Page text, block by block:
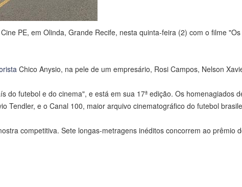
PE, em Olinda, Grande Recife, nesta quinta-feira (2) com o filme
Chico Anysio, na pele de um empresário, Rosi Campos, Nelson
do futebol e do cinema", e está em sua 17ª edição. Os homenagiados
Tendler, e o Canal 100, maior arquivo cinematográfico do futebol
competitiva. Sete longas-metragens inéditos concorrem ao prêmio